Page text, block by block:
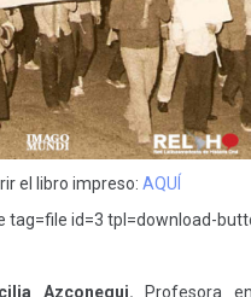
el libro impreso: AQUÍ
tag=file id=3 tpl=download-
Azconegui. Profesora